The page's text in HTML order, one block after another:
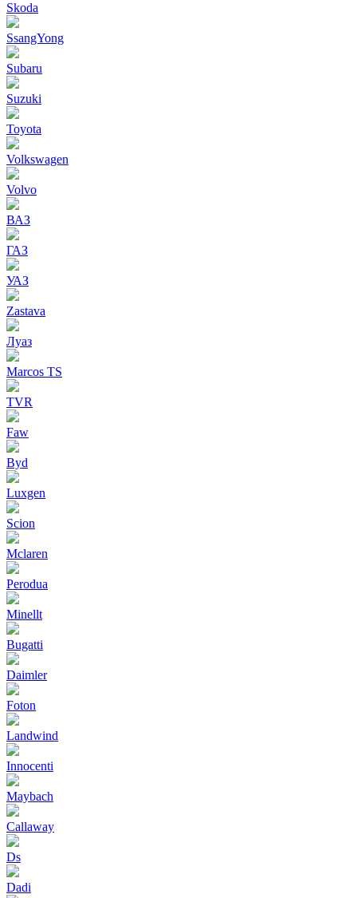
Skoda
SsangYong
Subaru
Suzuki
Toyota
Volkswagen
Volvo
ВАЗ
ГАЗ
УАЗ
Zastava
Луаз
Marcos TS
TVR
Faw
Byd
Luxgen
Scion
Mclaren
Perodua
Minellt
Bugatti
Daimler
Foton
Landwind
Innocenti
Maybach
Callaway
Ds
Dadi